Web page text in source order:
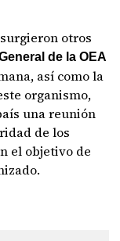
otros
de la OEA
así como la
organismo,
una reunión
de los
el objetivo de